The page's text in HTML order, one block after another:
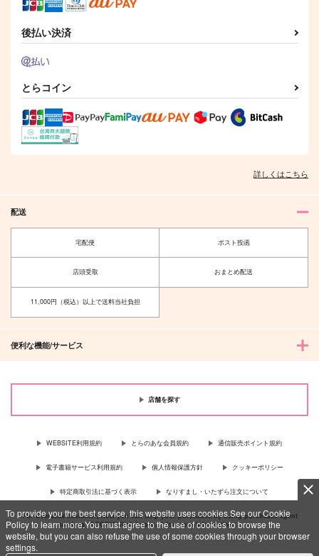
To provide you the best service, this website uses cookies.See our Cookie
Policy to learn more.You must agree to the use of cookies to browse the
website, but you can also refuse the use of some cookies through your browser
settings.
後払い決済
とらコイン
詳しくはこちら
配送
宅配便 ポスト投函
店頭受取 おまとめ配送
11,000円（税込）以上で送料当社負担
便利な機能/サービス
店舗を探す
WEBSITE利用規約 とらのあな会員規約 通信販売ポイント規約
電子書籍サービス利用規約 個人情報保護方針 クッキーポリシー
特定商取引法に基づく表示 なりすまし・いたずら注文について
For Overseas customer, now you can ship your purchases by using purchases agent
services “AOCS”! Click {more…} for more information …more